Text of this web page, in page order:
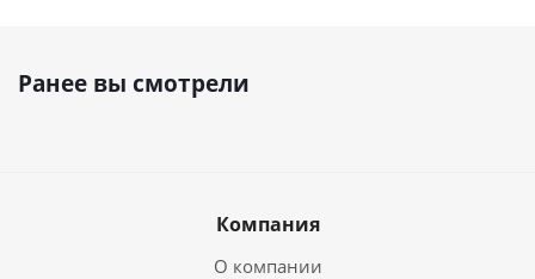
Ранее вы смотрели
Компания
О компании